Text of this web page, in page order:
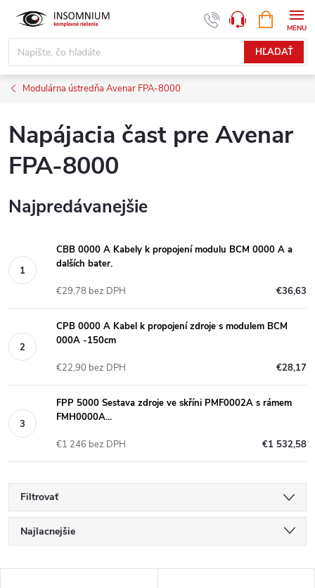
obsah
HĽADAŤ
KOŠÍK
Modulárna ústredňa Avenar FPA-8000
Napájacia čast pre Avenar
FPA-8000
Najpredávanejšie
CBB 0000 A Kabely k propojení modulu BCM 0000 A a
dalších bater.
€36,63
€29,78 bez DPH
CPB 0000 A Kabel k propojení zdroje s modulem BCM
000A -150cm
€28,17
€22,90 bez DPH
FPP 5000 Sestava zdroje ve skříni PMF0002A s rámem
FMH0000A...
€1 532,58
€1 246 bez DPH
Filtrovať
R
a
Najlacnejšie
www.insomnium.sk - Chat